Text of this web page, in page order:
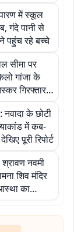
में स्कूल
गंदे पानी से
पहुंच रहे बच्चे
सीमा पर
गांजा के
गिरफ्तार,
की बाइक
के छोटी
में कब-
पूरी रिपोर्ट
नवमी
शिव मंदिर
का
हर महादेव के
परिसर